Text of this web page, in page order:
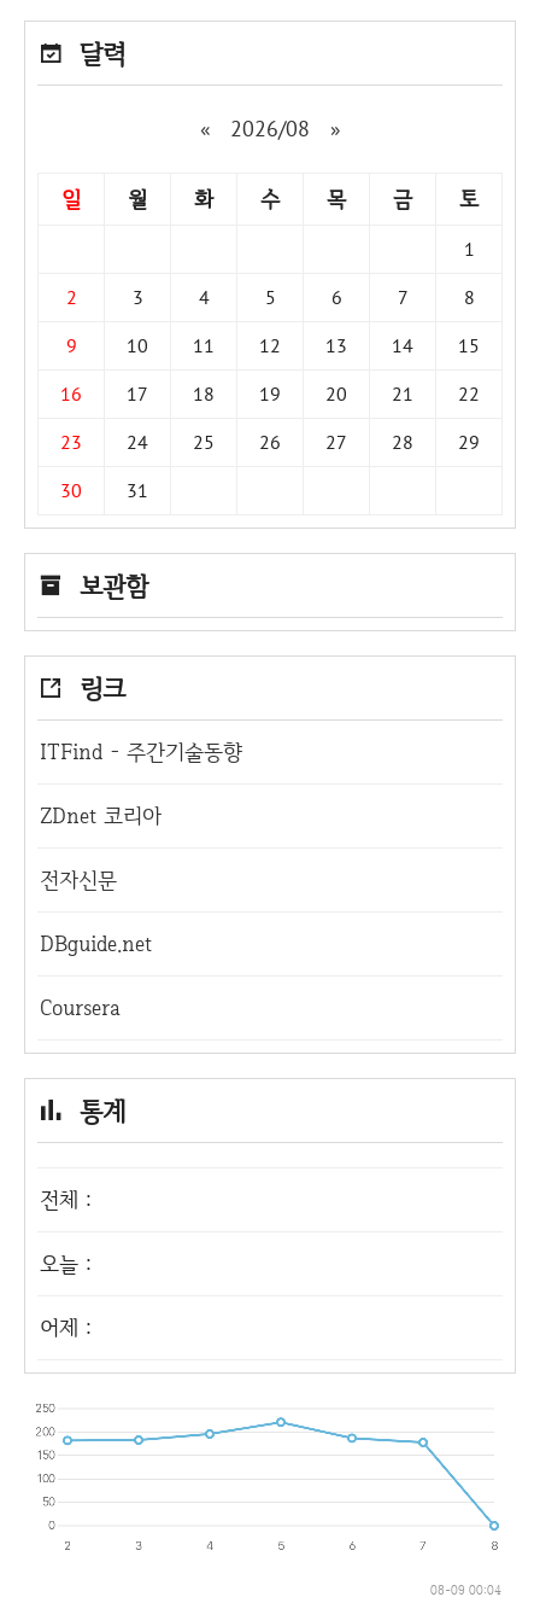
달력
« 2026/08 »
일 월 화 수 목 금 토
1
2
3 4 5 6 7
8
9
10 11 12 13 14
15
16
17 18 19 20 21
22
23
24 25 26 27 28
29
30
31
보관함
링크
ITFind - 주간기술동향
ZDnet 코리아
전자신문
DBguide.net
Coursera
통계
전체 :
오늘 :
어제 :
08-09 00:04